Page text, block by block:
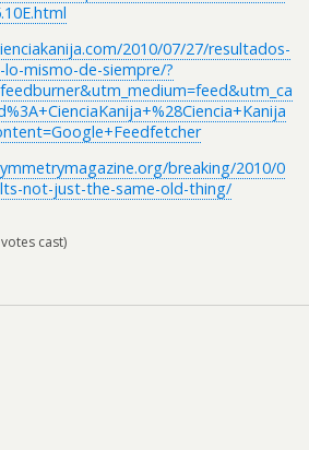
2010/07/27/resultados-
lo-mismo-de-siempre/?
breaking/2010/0
not-just-the-same-old-thing/
cast)